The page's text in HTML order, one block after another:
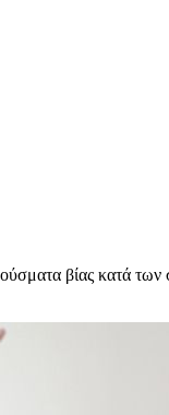
βίας κατά